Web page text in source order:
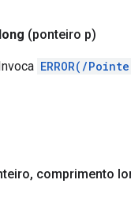
long (ponteiro p)
ERROR(/
, comprimento